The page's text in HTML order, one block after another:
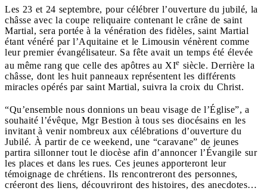
Les 23 et 24 septembre, pour célébrer l’ouverture du jubilé, la
châsse avec la coupe reliquaire contenant le crâne de saint
Martial, sera portée à la vénération des fidèles, saint Martial
étant vénéré par l’Aquitaine et le Limousin vénèrent comme
leur premier évangélisateur. Sa fête avait un temps été élevée
au même rang que celle des apôtres au XIe siècle. Derrière la
châsse, dont les huit panneaux représentent les différents
miracles opérés par saint Martial, suivra la croix du Christ.
“Qu’ensemble nous donnions un beau visage de l’Église”, a
souhaité l’évêque, Mgr Bestion à tous ses diocésains en les
invitant à venir nombreux aux célébrations d’ouverture du
Jubilé. À partir de ce weekend, une “caravane” de jeunes
partira sillonner tout le diocèse afin d’annoncer l’Évangile sur
les places et dans les rues. Ces jeunes apporteront leur
témoignage de chrétiens. Ils rencontreront des personnes,
créeront des liens, découvriront des histoires, des anecdotes…